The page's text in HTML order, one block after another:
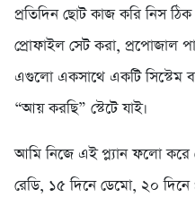
প্রতিদিন ছোট কাজ করি নিস
প্রোফাইল সেট করা, প্রপোজাল
এগুলো একসাথে একটি সিস্টেম
“আয় করছি” স্টেটে যাই।
আমি নিজে এই প্ল্যান ফলো করে
রেডি, ১৫ দিনে ডেমো, ২০